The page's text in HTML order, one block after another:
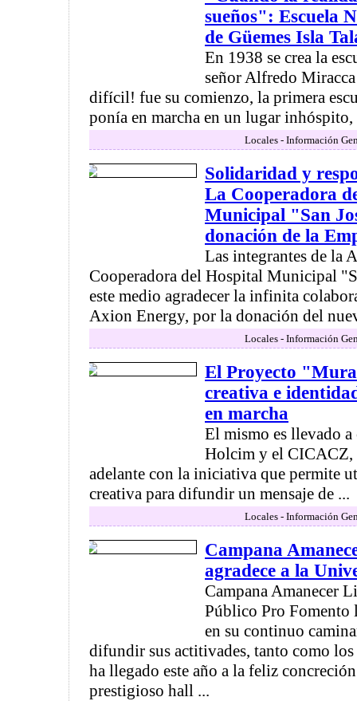
sueños": Escuela
de Güemes Isla
En 1938 se crea la
señor Alfredo
difícil! fue su comienzo, la primera
ponía en marcha en un lugar inhóspito,
Locales - Información
Solidaridad y
La Cooperadora
Municipal "San
donación de la
Las integrantes de la
Cooperadora del Hospital Municipal
este medio agradecer la infinita
Axion Energy, por la donación del
Locales - Información
El Proyecto
creativa e
en marcha
El mismo es llevado
Holcim y el CICACZ,
adelante con la iniciativa que permite
creativa para difundir un mensaje de ...
Locales - Información
Campana
agradece a la
Campana Amanecer
Público Pro Fomento
en su continuo
difundir sus actitivades, tanto como los
ha llegado este año a la feliz
prestigioso hall ...